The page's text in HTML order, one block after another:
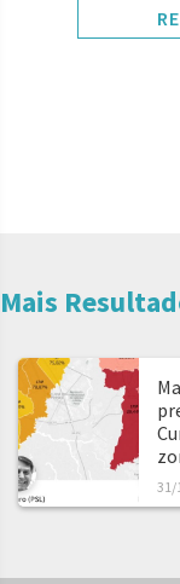
Mais
31/